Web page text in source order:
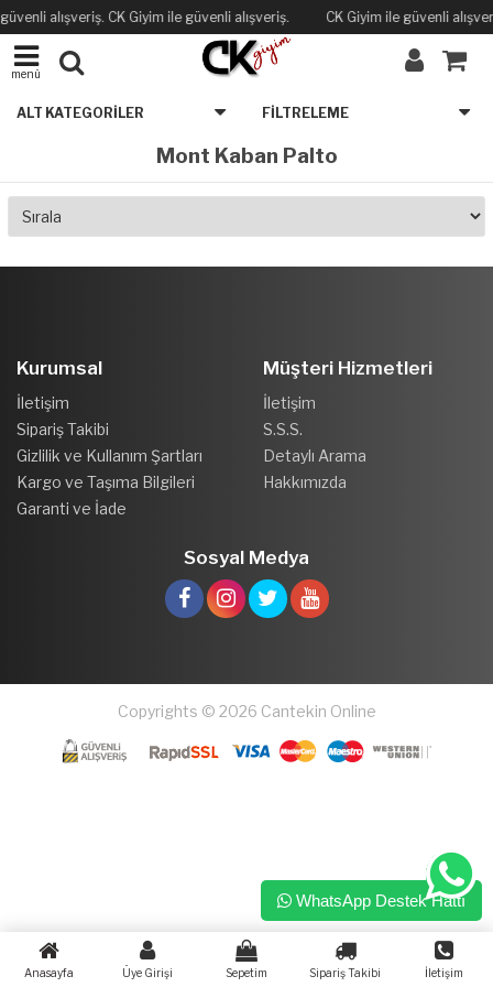
alışveriş. CK Giyim ile güvenli alışveriş. CK Giyim ile güvenli
menü
ALT KATEGORILER FILTRELEME
Mont Kaban Palto
Kurumsal
İletişim
Sipariş Takibi
Gizlilik ve Kullanım Şartları
Kargo ve Taşıma Bilgileri
Garanti ve İade
Müşteri Hizmetleri
İletişim
S.S.S.
Detaylı Arama
Hakkımızda
Sosyal Medya
Copyrights © 2026 Cantekin Online
Anasayfa Üye Girişi Sepetim Sipariş Takibi İletişim
WhatsApp Destek Hattı